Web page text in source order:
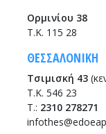
Ορμινίου 38
Τ.Κ. 115 28
ΘΕΣΣΑΛΟΝΙΚΗ
Τσιμισκή 43
Τ.Κ. 546 23
T.: 2310 278271